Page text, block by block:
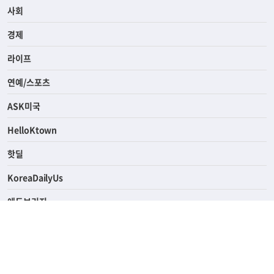
사회
경제
라이프
연예/스포츠
ASK미국
HelloKtown
핫딜
KoreaDailyUs
에듀브리지